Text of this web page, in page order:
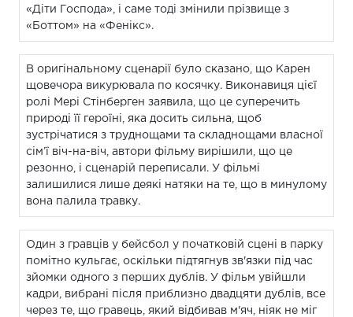
«Діти Господа», і саме тоді змінили прізвище з
«Боттом» на «Фенікс».
В оригінальному сценарії було сказано, що Карен
щовечора викурювала по косячку. Виконавиця цієї
ролі Мері Стінберген заявила, що це суперечить
природі її героїні, яка досить сильна, щоб
зустрічатися з труднощами та складнощами власної
сім’ї віч-на-віч, автори фільму вирішили, що це
резонно, і сценарій переписали. У фільмі
залишилися лише деякі натяки на те, що в минулому
вона палила травку.
Один з гравців у бейсбол у початковій сцені в парку
помітно кульгає, оскільки підтягнув зв'язки під час
зйомки одного з перших дублів. У фільм увійшли
кадри, вибрані після приблизно двадцяти дублів, все
через те, що гравець, який відбивав м'яч, ніяк не міг